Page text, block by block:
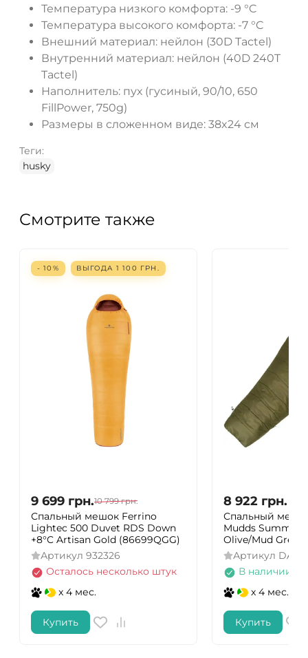
Температура низкого комфорта: -9 °C
Температура высокого комфорта: -7 °C
Внешний материал: нейлон (30D Tactel)
Внутренний материал: нейлон (40D 240T
Tactel)
Наполнитель: пух (гусиный, 90/10, 650
FillPower, 750g)
Размеры в сложенном виде: 38x24 см
Теги:
husky
Смотрите также
- 10% ВЫГОДА 1 100 ГРН.
9 699 грн.10 799 грн.
Спальный мешок Ferrino
Lightec 500 Duvet RDS Down
+8°C Artisan Gold (86699QGG)
Артикул 932326
Осталось несколько штук
x 4 мес.
Купить
8 922 грн.
Спальный
Mudds Summer
Olive/Mud Green
Артикул
В наличии
x 4 мес.
Купить